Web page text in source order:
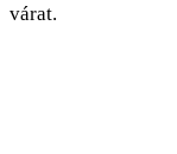
várat.